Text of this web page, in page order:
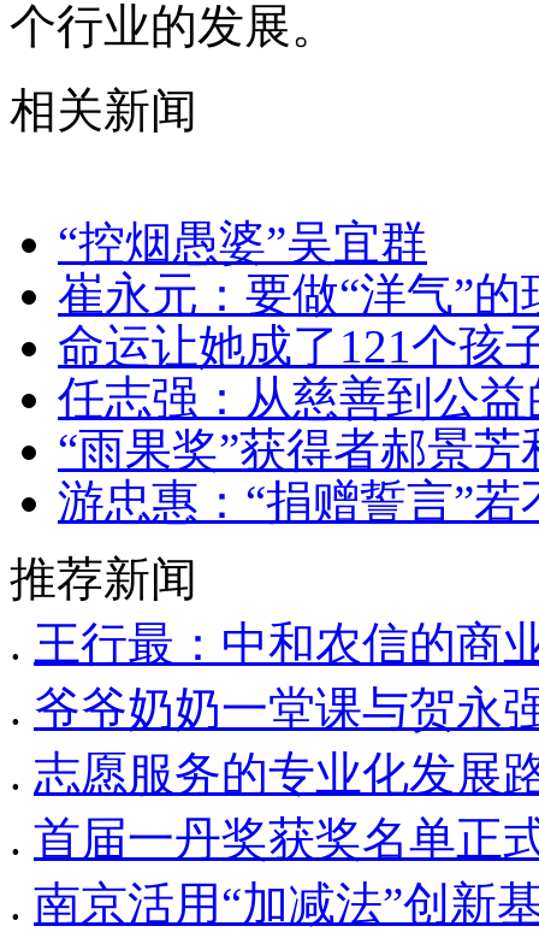
个行业的发展。
相关新闻
“控烟愚婆”吴宜群
崔永元：要做“洋气”的
命运让她成了121个孩
任志强：从慈善到公益
“雨果奖”获得者郝景芳
游忠惠：“捐赠誓言”
推荐新闻
. 王行最：中和农信的商
. 爷爷奶奶一堂课与贺永
. 志愿服务的专业化发展
. 首届一丹奖获奖名单正
. 南京活用“加减法”创新